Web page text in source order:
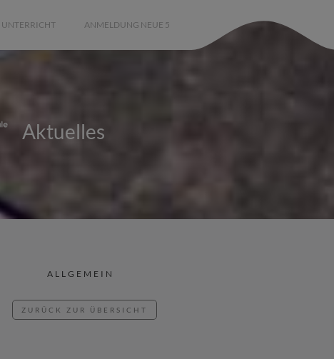
UNTERRICHT ANMELDUNG NEUE 5
Aktuelles
ALLGEMEIN
ZURÜCK ZUR ÜBERSICHT